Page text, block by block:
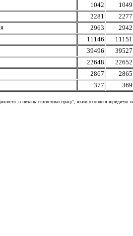
1042
1049
2281
2277
2963
2942
11146
11151
39496
39527
22648
22652
2867
2865
377 369
із питань статистики праці", яким охоплені